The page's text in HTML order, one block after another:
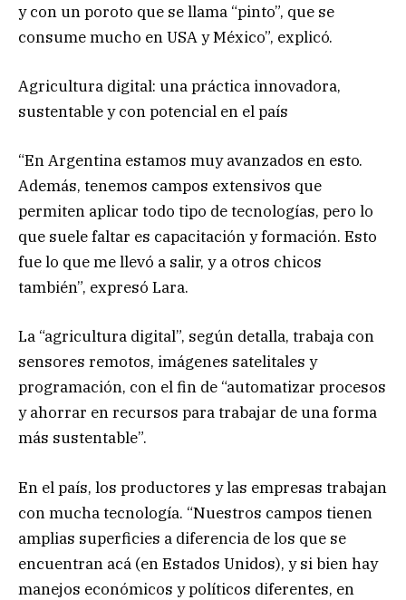
y con un poroto que se llama “pinto”, que se
consume mucho en USA y México”, explicó.
Agricultura digital: una práctica innovadora,
sustentable y con potencial en el país
“En Argentina estamos muy avanzados en esto.
Además, tenemos campos extensivos que
permiten aplicar todo tipo de tecnologías, pero lo
que suele faltar es capacitación y formación. Esto
fue lo que me llevó a salir, y a otros chicos
también”, expresó Lara.
La “agricultura digital”, según detalla, trabaja con
sensores remotos, imágenes satelitales y
programación, con el fin de “automatizar procesos
y ahorrar en recursos para trabajar de una forma
más sustentable”.
En el país, los productores y las empresas trabajan
con mucha tecnología. “Nuestros campos tienen
amplias superficies a diferencia de los que se
encuentran acá (en Estados Unidos), y si bien hay
manejos económicos y políticos diferentes, en